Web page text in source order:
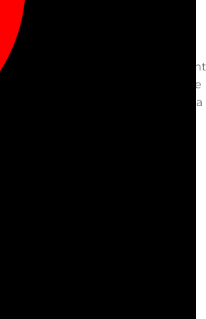
e imagen estampada al
la casulla. Puedes elegir el tipo de
al cuello, o cosido completo a la
su copia o reproducción están